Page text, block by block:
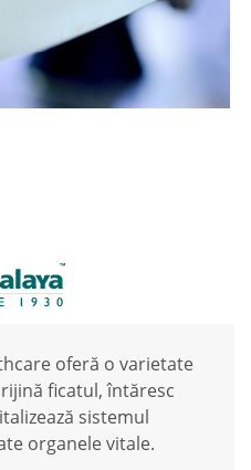
oferă o varietate
ficatul, întăresc
sistemul
organele vitale.